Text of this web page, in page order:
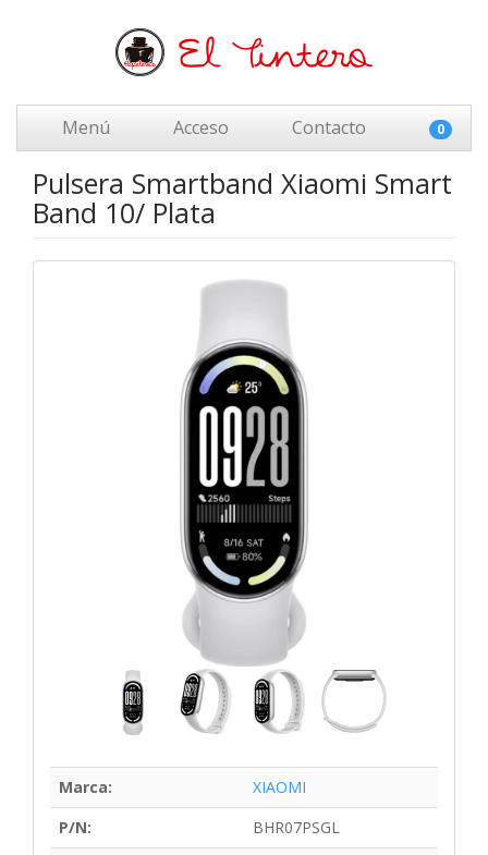
Menú Acceso Contacto 0
Pulsera Smartband Xiaomi Smart
Band 10/ Plata
Marca:
XIAOMI
P/N:
BHR07PSGL